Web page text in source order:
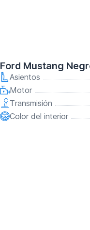
Ford Mustang
Asientos
Motor
Transmisión
Color del interior